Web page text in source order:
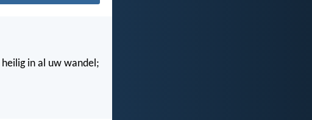
in al uw wandel;